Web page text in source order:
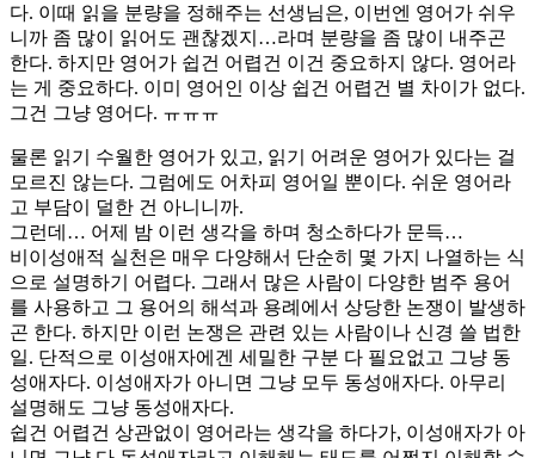
다. 이때 읽을 분량을 정해주는 선생님은, 이번엔 영어가 쉬우
니까 좀 많이 읽어도 괜찮겠지…라며 분량을 좀 많이 내주곤
한다. 하지만 영어가 쉽건 어렵건 이건 중요하지 않다. 영어라
는 게 중요하다. 이미 영어인 이상 쉽건 어렵건 별 차이가 없다.
그건 그냥 영어다. ㅠㅠㅠ
물론 읽기 수월한 영어가 있고, 읽기 어려운 영어가 있다는 걸
모르진 않는다. 그럼에도 어차피 영어일 뿐이다. 쉬운 영어라
고 부담이 덜한 건 아니니까.
그런데… 어제 밤 이런 생각을 하며 청소하다가 문득…
비이성애적 실천은 매우 다양해서 단순히 몇 가지 나열하는 식
으로 설명하기 어렵다. 그래서 많은 사람이 다양한 범주 용어
를 사용하고 그 용어의 해석과 용례에서 상당한 논쟁이 발생하
곤 한다. 하지만 이런 논쟁은 관련 있는 사람이나 신경 쓸 법한
일. 단적으로 이성애자에겐 세밀한 구분 다 필요없고 그냥 동
성애자다. 이성애자가 아니면 그냥 모두 동성애자다. 아무리
설명해도 그냥 동성애자다.
쉽건 어렵건 상관없이 영어라는 생각을 하다가, 이성애자가 아